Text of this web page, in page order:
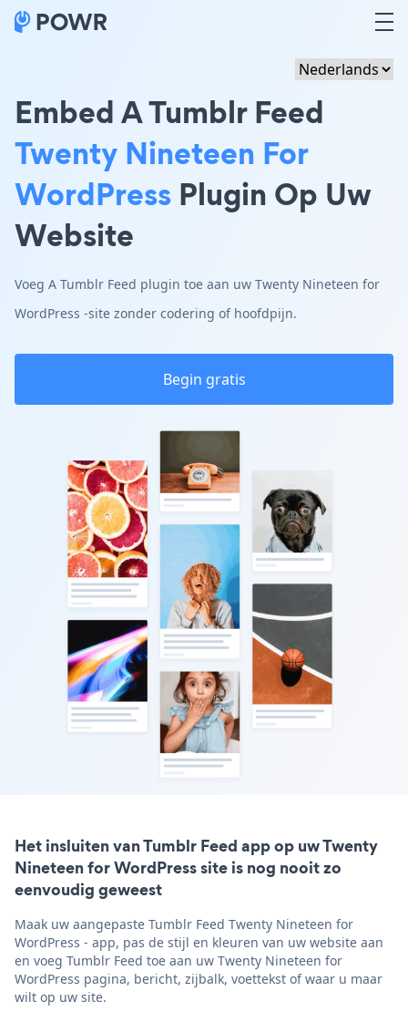
Embed A Tumblr Feed
Twenty Nineteen For
WordPress Plugin Op Uw
Website
Voeg A Tumblr Feed plugin toe aan uw Twenty Nineteen for
WordPress -site zonder codering of hoofdpijn.
Begin gratis
Het insluiten van Tumblr Feed app op uw Twenty
Nineteen for WordPress site is nog nooit zo
eenvoudig geweest
Maak uw aangepaste Tumblr Feed Twenty Nineteen for
WordPress - app, pas de stijl en kleuren van uw website aan
en voeg Tumblr Feed toe aan uw Twenty Nineteen for
WordPress pagina, bericht, zijbalk, voettekst of waar u maar
wilt op uw site.